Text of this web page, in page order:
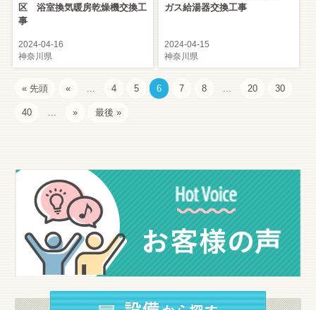
区 浴室換気暖房乾燥機交換工
事
2024-04-16
神奈川県
ガス給湯器交換工事
2024-04-15
神奈川県
« 先頭 « ... 4 5 6 7 8 ... 20 30
40 ... » 最後 »